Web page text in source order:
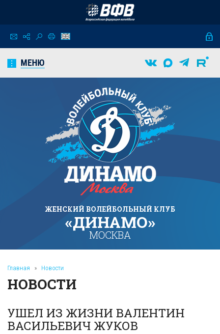
МЕНЮ
ЖЕНСКИЙ ВОЛЕЙБОЛЬНЫЙ КЛУБ
«ДИНАМО»
МОСКВА
Главная » Новости
НОВОСТИ
УШЕЛ ИЗ ЖИЗНИ ВАЛЕНТИН
ВАСИЛЬЕВИЧ ЖУКОВ